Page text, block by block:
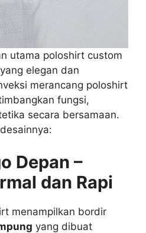
utama poloshirt custom
elegan dan
merancang poloshirt
fungsi,
secara bersamaan.
Depan –
dan Rapi
menampilkan bordir
yang dibuat